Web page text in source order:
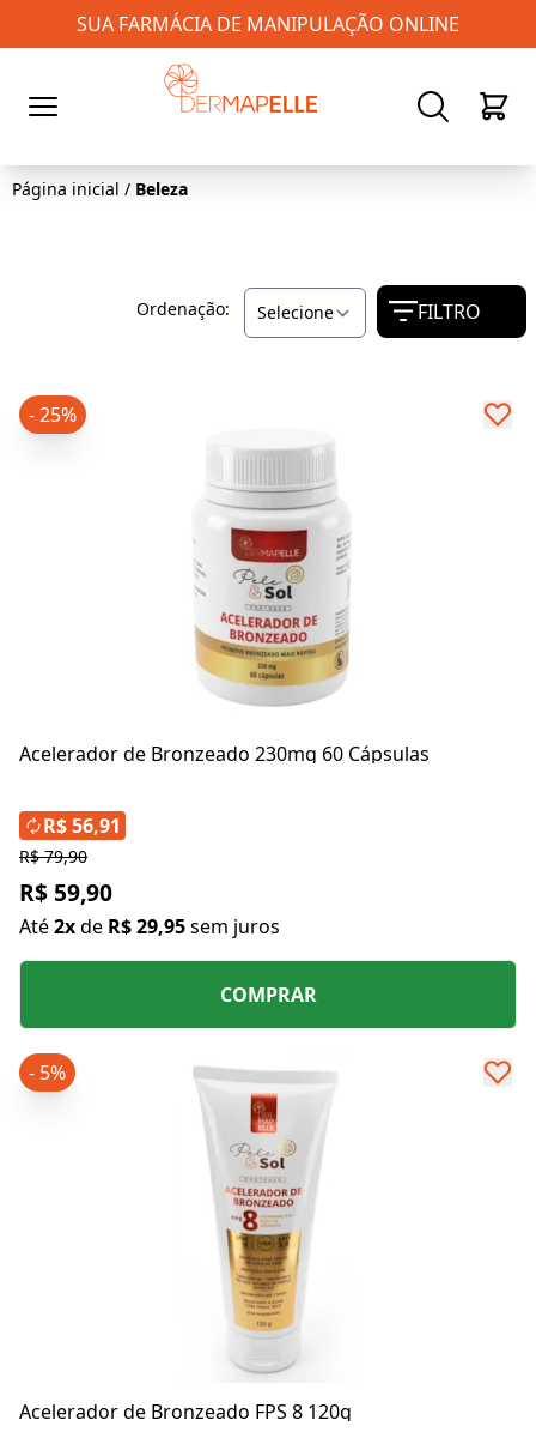
SUA FARMÁCIA DE MANIPULAÇÃO ONLINE
Página inicial / Beleza
Ordenação: FILTRO
Acelerador de Bronzeado 230mg 60 Cápsulas
- 25%
R$ 79,90
R$ 59,90
Até2xde R$ 29,95sem juros
R$ 56,91
COMPRAR
Acelerador de Bronzeado FPS 8 120g
- 5%